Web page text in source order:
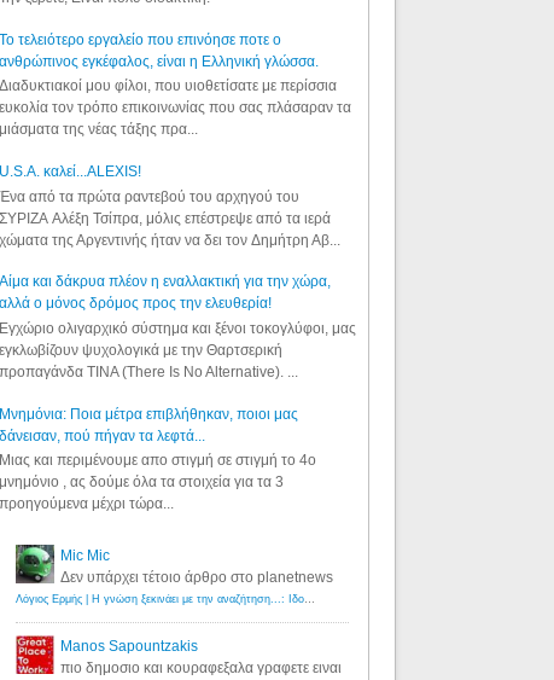
Το τελειότερο εργαλείο που επινόησε ποτε ο
ανθρώπινος εγκέφαλος, είναι η Ελληνική γλώσσα.
Διαδυκτιακοί μου φίλοι, που υιοθετίσατε με περίσσια
ευκολία τον τρόπο επικοινωνίας που σας πλάσαραν τα
μιάσματα της νέας τάξης πρα...
U.S.A. καλεί...ALEXIS!
Ένα από τα πρώτα ραντεβού του αρχηγού του
ΣΥΡΙΖΑ Αλέξη Τσίπρα, μόλις επέστρεψε από τα ιερά
χώματα της Αργεντινής ήταν να δει τον Δημήτρη Αβ...
Αίμα και δάκρυα πλέον η εναλλακτική για την χώρα,
αλλά ο μόνος δρόμος προς την ελευθερία!
Εγχώριο ολιγαρχικό σύστημα και ξένοι τοκογλύφοι, μας
εγκλωβίζουν ψυχολογικά με την Θαρτσερική
προπαγάνδα TINA (There Is No Alternative). ...
Μνημόνια: Ποια μέτρα επιβλήθηκαν, ποιοι μας
δάνεισαν, πού πήγαν τα λεφτά...
Μιας και περιμένουμε απο στιγμή σε στιγμή το 4ο
μνημόνιο , ας δούμε όλα τα στοιχεία για τα 3
προηγούμενα μέχρι τώρα...
Mic Mic
Δεν υπάρχει τέτοιο άρθρο στο planetnews
Λόγιος Ερμής | Η γνώση ξεκινάει με την αναζήτηση...: Ιδού οι 18 που χρωστούν 11 δις ευρώ!
Manos Sapountzakis
πιο δημοσιο και κουραφεξαλα γραφετε ειναι